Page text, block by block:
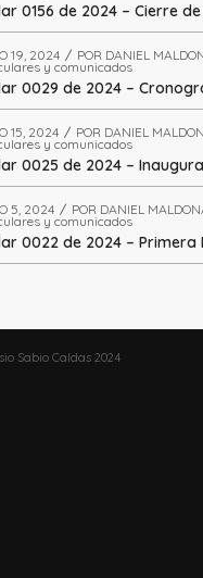
0156 de 2024 – Cierre
19, 2024 / POR DANIEL
y comunicados
0029 de 2024 –
15, 2024 / POR DANIEL
y comunicados
0025 de 2024 –
5, 2024 / POR DANIEL
y comunicados
0022 de 2024 –
Sabio Caldas 2024